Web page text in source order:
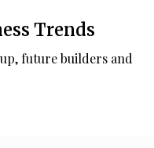
Trends
future builders and